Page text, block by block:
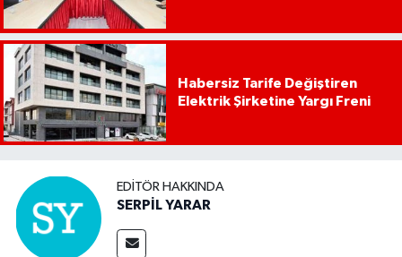
Habersiz Tarife Değiştiren
Elektrik Şirketine Yargı Freni
EDITÖR HAKKINDA
SERPİL YARAR